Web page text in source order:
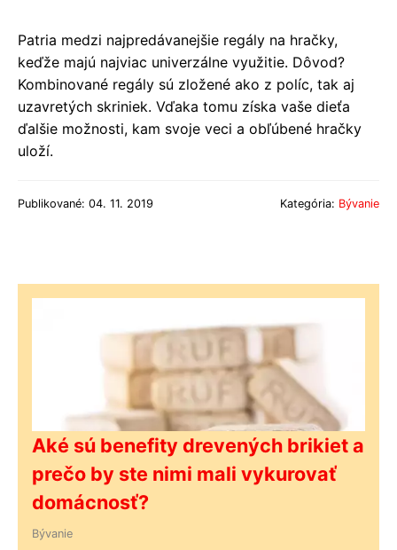
Patria medzi najpredávanejšie regály na hračky,
keďže majú najviac univerzálne využitie. Dôvod?
Kombinované regály sú zložené ako z políc, tak aj
uzavretých skriniek. Vďaka tomu získa vaše dieťa
ďalšie možnosti, kam svoje veci a obľúbené hračky
uloží.
Publikované: 04. 11. 2019 Kategória: Bývanie
Aké sú benefity drevených brikiet a
prečo by ste nimi mali vykurovať
domácnosť?
Bývanie